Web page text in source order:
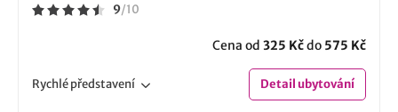
9/10
Cena od 325 Kčdo 575 Kč
Rychlépředstavení Detailubytování